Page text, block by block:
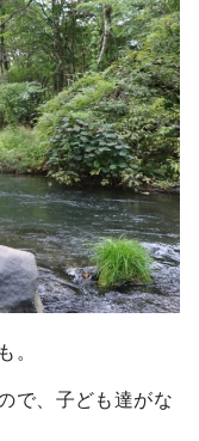
で、子ども達がな